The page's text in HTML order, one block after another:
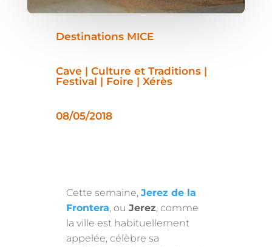
Destinations MICE
Cave | Culture et Traditions |
Festival | Foire | Xérès
08/05/2018
Cette semaine,Jerez de la
Frontera, ouJerez, comme
la ville est habituellement
appelée, célèbre sa